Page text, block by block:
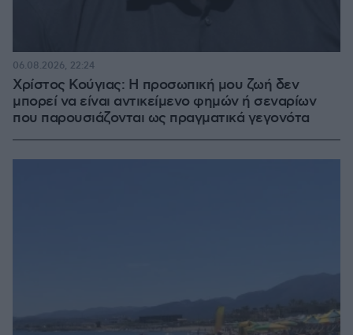
Χρίστος Κούγιας: Η προσωπική μου ζωή δεν
μπορεί να είναι αντικείμενο φημών ή σεναρίων
που παρουσιάζονται ως πραγματικά γεγονότα
06.08.2026, 22:24